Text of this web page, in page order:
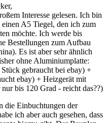
Interesse gelesen. Ich bin
A5 Tiegel, den ich zum
möchte. Ich werde bis
Bestellungen zum Aufbau
Es ist aber sehr ähnlich
ohne Aluminiumplatte:
gebraucht bei ebay) +
ebay) + Heizgerät mit
bis 120 Grad - reicht das??)
die Einbuchtungen der
ich aber auch gesehen, dass